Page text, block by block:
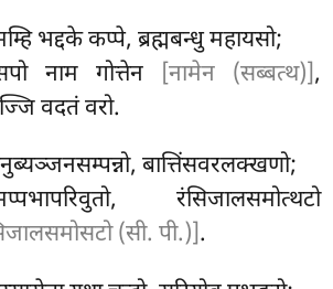
भद्दके कप्पे, ब्रह्मबन्धु महायसो;
नाम गोत्तेन
[नामेन (सब्बत्थ)],
वदतं वरो.
बात्तिंसवरलक्खणो;
रंसिजालसमोत्थटो
(सी. पी.)].